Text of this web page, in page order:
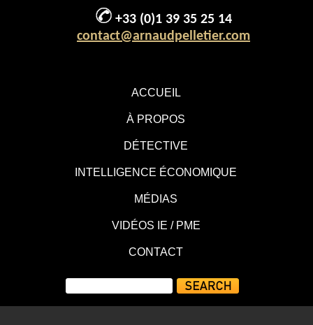
ACCUEIL
À PROPOS
DÉTECTIVE
INTELLIGENCE ÉCONOMIQUE
MÉDIAS
VIDÉOS IE / PME
CONTACT
+33 (0)1 39 35 25 14
contact@arnaudpelletier.com